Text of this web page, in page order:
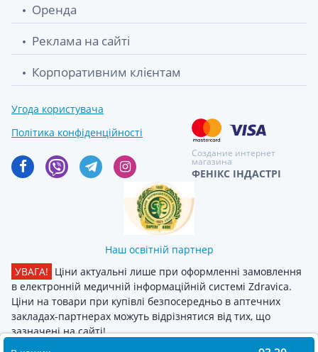
Оренда
Реклама на сайті
Корпоративним клієнтам
Угода користувача
Політика конфіденційності
Создание интернет
магазина
ФЕНІКС ІНДАСТРІ
Наш освітній партнер
УВАГА! Ціни актуальні лише при оформленні замовлення
в електронній медичній інформаційній системі Zdravica.
Ціни на товари при купівлі безпосередньо в аптечних
закладах-партнерах можуть відрізнятися від тих, що
зазначені на сайті!